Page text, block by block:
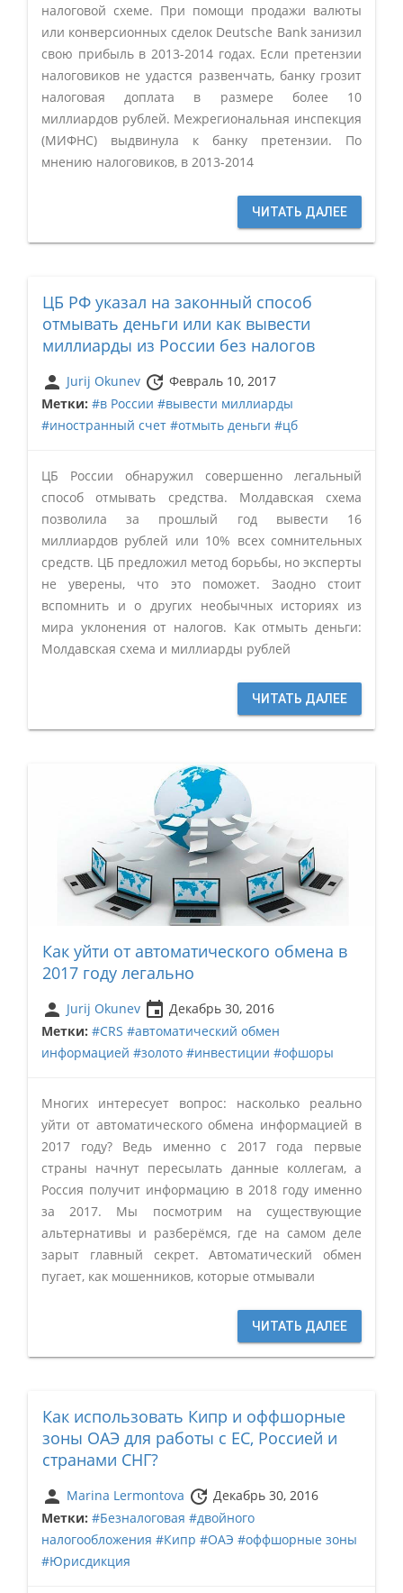
налоговой схеме. При помощи продажи валюты
или конверсионных сделок Deutsche Bank занизил
свою прибыль в 2013-2014 годах. Если претензии
налоговиков не удастся развенчать, банку грозит
налоговая доплата в размере более 10
миллиардов рублей. Межрегиональная инспекция
(МИФНС) выдвинула к банку претензии. По
мнению налоговиков, в 2013-2014
ЧИТАТЬ ДАЛЕЕ
ЦБ РФ указал на законный способ
отмывать деньги или как вывести
миллиарды из России без налогов
person Jurij Okunev update Февраль 10, 2017
Метки: #в России #вывести миллиарды
#иностранный счет #отмыть деньги #цб
ЦБ России обнаружил совершенно легальный
способ отмывать средства. Молдавская схема
позволила за прошлый год вывести 16
миллиардов рублей или 10% всех сомнительных
средств. ЦБ предложил метод борьбы, но эксперты
не уверены, что это поможет. Заодно стоит
вспомнить и о других необычных историях из
мира уклонения от налогов. Как отмыть деньги:
Молдавская схема и миллиарды рублей
ЧИТАТЬ ДАЛЕЕ
Как уйти от автоматического обмена в
2017 году легально
person Jurij Okunev insert_invitation Декабрь 30, 2016
Метки: #CRS #автоматический обмен
информацией #золото #инвестиции #офшоры
Многих интересует вопрос: насколько реально
уйти от автоматического обмена информацией в
2017 году? Ведь именно с 2017 года первые
страны начнут пересылать данные коллегам, а
Россия получит информацию в 2018 году именно
за 2017. Мы посмотрим на существующие
альтернативы и разберёмся, где на самом деле
зарыт главный секрет. Автоматический обмен
пугает, как мошенников, которые отмывали
ЧИТАТЬ ДАЛЕЕ
Как использовать Кипр и оффшорные
зоны ОАЭ для работы с ЕС, Россией и
странами СНГ?
person Marina Lermontova update Декабрь 30, 2016
Метки: #Безналоговая #двойного
налогообложения #Кипр #ОАЭ #оффшорные зоны
#Юрисдикция